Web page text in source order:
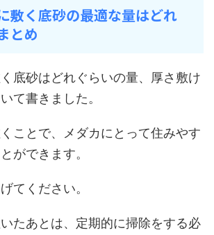
敷く底砂の最適な量はどれ
とめ
底砂はどれぐらいの量、厚さ敷け
て書きました。
ことで、メダカにとって住みやす
ができます。
てください。
たあとは、定期的に掃除をする必